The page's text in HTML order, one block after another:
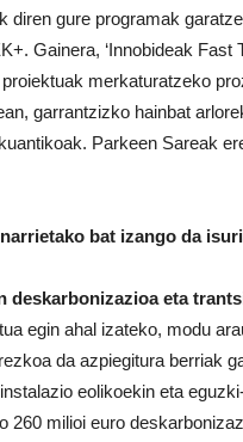
diren gure programak
Gainera, ‘Innobideak Fast
merkaturatzeko
garrantzizko hainbat
Parkeen Sareak
bat izango da
deskarbonizazioa eta
egin ahal izateko, modu
da azpiegitura berriak
eolikoekin eta
260 milioi euro